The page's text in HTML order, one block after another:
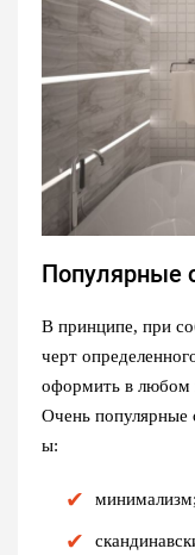
Популярные
В принципе, при
черт
оформить в любом
Очень популярные
ы:
минимализм;